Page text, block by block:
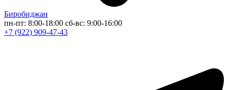
Биробиджан
пн-пт: 8:00-18:00 сб-вс: 9:00-16:00
+7 (922) 909-47-43